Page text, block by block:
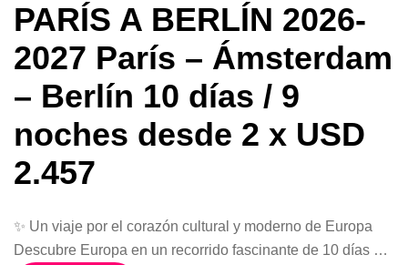
PARÍS A BERLÍN 2026-
2027 París – Ámsterdam
– Berlín 10 días / 9
noches desde 2 x USD
2.457
✨ Un viaje por el corazón cultural y moderno de Europa
Descubre Europa en un recorrido fascinante de 10 días y 9